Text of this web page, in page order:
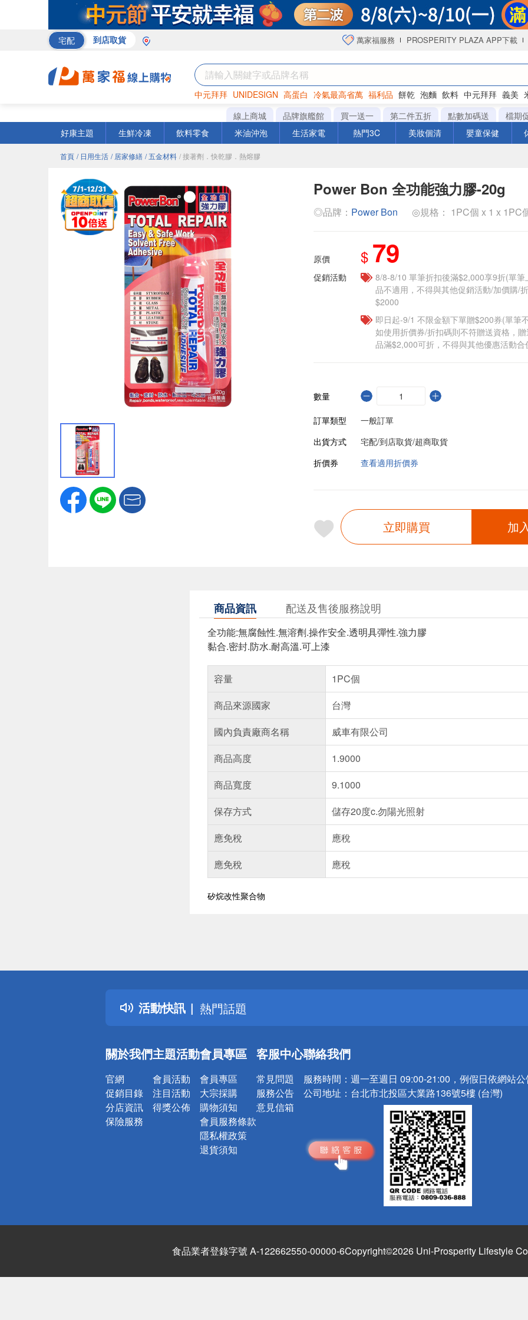
宅配 到店取貨 萬家福服務 PROSPERITY PLAZA APP下載
中元拜拜 UNIDESIGN 高蛋白 冷氣最高省萬 福利品 餅乾 泡麵 飲料 中元拜拜 義美
罐頭 咖啡 海苔
線上商城 品牌旗艦館 買一送一 第二件五折 點數加碼送
檔期
好康主題
生鮮冷凍 飲料零食 米油沖泡 生活家電 熱門3C 美妝個清 嬰童保健
首頁 / 日用生活 / 居家修繕 / 五金材料 / 接著劑．快乾膠．熱熔膠
Power Bon 全功能強力膠-20g
◎品牌： Power Bon ◎規格： 1PC個 x 1 x 1PC
原價 $ 79
促銷活動
8/8-8/10 單筆折扣後滿$2,000享9折(單
品不適用，不得與其他促銷活動/加價購/
$2000
即日起-9/1 不限金額下單贈$200券(單筆
如使用折價券/折扣碼則不符贈送資格，
品滿$2,000可折，不得與其他優惠活動合
數量
訂單類型
一般訂單
出貨方式
宅配/到店取貨/超商取貨
折價券
查看適用折價券
立即購買 加
商品資訊 配送及售後服務說明
全功能:無腐蝕性.無溶劑.操作安全.透明具彈性.強力膠
黏合.密封.防水.耐高溫.可上漆
容量
1PC個
商品來源國家
台灣
國內負責廠商名稱
威車有限公司
商品高度
1.9000
商品寬度
9.1000
保存方式
儲存20度c.勿陽光照射
應免稅
應稅
應免稅
應稅
矽烷改性聚合物
活動快訊
詐騙網頁！請小心！
得獎公告
熱門話題
銀行優惠
詐騙網頁！請小心！
關於我們
官網
促銷目錄
分店資訊
保險服務
主題活動
會員活動
注目活動
得獎公佈
會員專區
會員專區
大宗採購
購物須知
會員服務條款
隱私權政策
退貨須知
客服中心
常見問題
服務公告
意見信箱
聯絡我們
服務時間： 週一至週日 09:00-21:00，例假日依網站
公司地址： 台北市北投區大業路136號5樓 (台灣)
食品業者登錄字號 A-122662550-00000-6Copyright©2026 Uni-Prosperity Lifestyle